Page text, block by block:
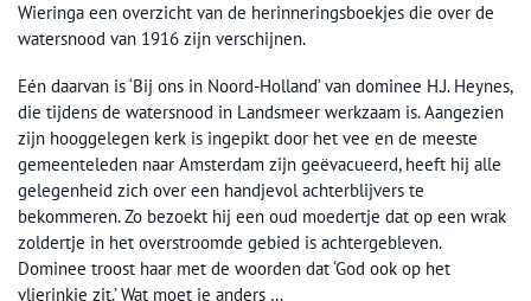
Wieringa een overzicht van de herinneringsboekjes die over de
watersnood van 1916 zijn verschijnen.
Eén daarvan is ‘Bij ons in Noord-Holland’ van dominee H.J. Heynes,
die tijdens de watersnood in Landsmeer werkzaam is. Aangezien
zijn hooggelegen kerk is ingepikt door het vee en de meeste
gemeenteleden naar Amsterdam zijn geëvacueerd, heeft hij alle
gelegenheid zich over een handjevol achterblijvers te
bekommeren. Zo bezoekt hij een oud moedertje dat op een wrak
zoldertje in het overstroomde gebied is achtergebleven.
Dominee troost haar met de woorden dat ‘God ook op het
vlierinkje zit.’ Wat moet je anders …